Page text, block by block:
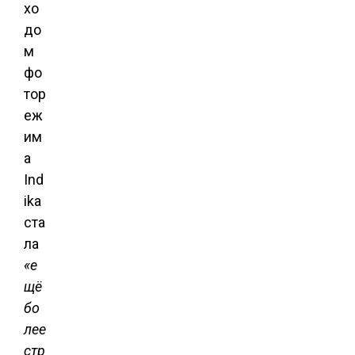
хо
до
м
фо
тор
еж
им
а
Ind
ika
ста
ла
«е
щё
бо
лее
стр